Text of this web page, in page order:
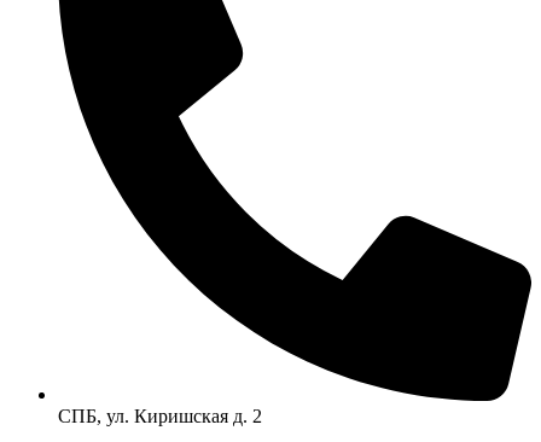
СПБ, ул. Киришская д. 2